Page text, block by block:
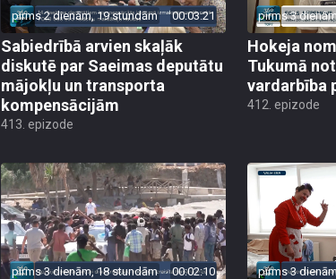
pirms 2 dienām, 19 stundām 00:03:21
Sabiedrībā arvien skaļāk
diskutē par Saeimas deputātu
mājokļu un transporta
kompensācijām
413. epizode
pirms 3
Hokeja
Tukumā
vardarbība
412. epizode
pirms 3 dienām, 18 stundām 00:02:10 pirms 3